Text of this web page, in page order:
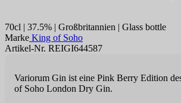
70cl | 37.5% | Großbritannien | Glass bottle
Marke King of Soho
Artikel-Nr. REIGI644587
Variorum Gin ist eine Pink Berry Edition
of Soho London Dry Gin.